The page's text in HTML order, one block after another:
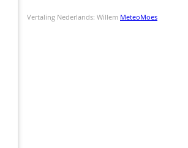
Vertaling Nederlands: Willem MeteoMoes